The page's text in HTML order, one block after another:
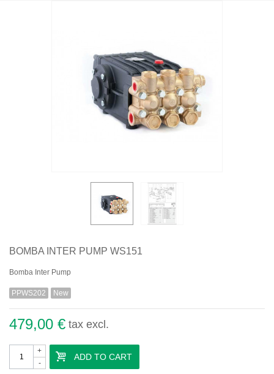
BOMBA INTER PUMP WS151
Bomba Inter Pump
PPWS202 New
479,00 € tax excl.
-
+
ADD TO CART